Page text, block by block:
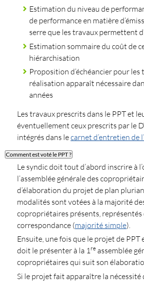
Estimation du niveau de
de performance en matière
serre que les travaux permettent
Estimation sommaire du coût de
hiérarchisation
Proposition d’échéancier pour les
réalisation apparaît nécessaire
années
Les travaux prescrits dans le PPT et
éventuellement ceux prescrits par le
intégrés dans lecarnet d’entretien de
Comment est voté le PPT ?
Le syndic doit tout d’abord inscrire à
l’assemblée générale des
d’élaboration du projet de plan
modalités sont votées à la majorité
copropriétaires présents,
correspondance (majorité simple).
Ensuite, une fois que le projet de PPT
doit le présenter à la 1 re assemblée
copropriétaires qui suit son
Si le projet fait apparaître la nécessité